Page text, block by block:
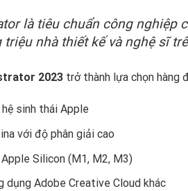
là tiêu chuẩn công nghiệp
triệu nhà thiết kế và nghệ sĩ
2023 trở thành lựa chọn hàng
sinh thái Apple
với độ phân giải cao
Silicon (M1, M2, M3)
dụng Adobe Creative Cloud khác